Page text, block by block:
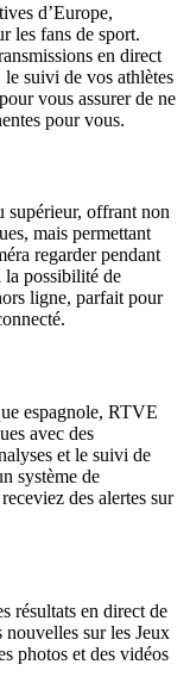
d’Europe,
les fans de sport.
en direct
suivi de vos athlètes
vous assurer de ne
pour vous.
offrant non
mais permettant
regarder pendant
la possibilité de
ligne, parfait pour
espagnole, RTVE
avec des
et le suivi de
système de
des alertes sur
résultats en direct de
nouvelles sur les Jeux
photos et des vidéos